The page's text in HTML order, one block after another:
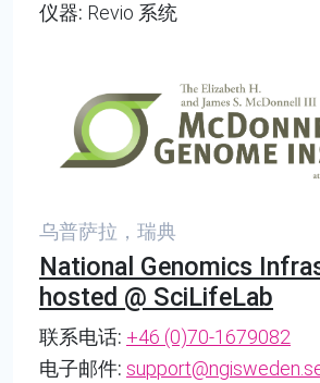
仪器: Revio 系统
乌普萨拉，瑞典
National Genomics
hosted @ SciLifeLab
联系电话: +46 (0)70-1679082
电子邮件: